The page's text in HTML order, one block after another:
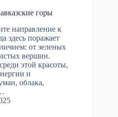
горы
направление к
здесь поражает
от зеленых
вершин.
этой красоты,
и
облака,